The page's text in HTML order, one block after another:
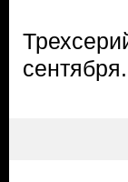
сентября.